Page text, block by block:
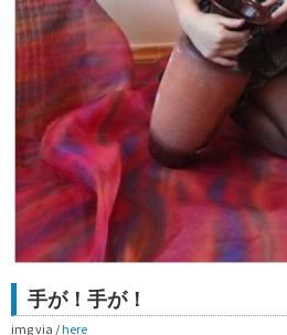
手が！手が！
img via / here